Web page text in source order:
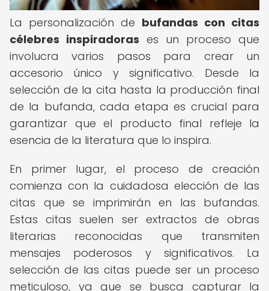
La personalización de bufandas con citas
célebres inspiradoras es un proceso que
involucra varios pasos para crear un
accesorio único y significativo. Desde la
selección de la cita hasta la producción final
de la bufanda, cada etapa es crucial para
garantizar que el producto final refleje la
esencia de la literatura que lo inspira.
En primer lugar, el proceso de creación
comienza con la cuidadosa elección de las
citas que se imprimirán en las bufandas.
Estas citas suelen ser extractos de obras
literarias reconocidas que transmiten
mensajes poderosos y significativos. La
selección de las citas puede ser un proceso
meticuloso, ya que se busca capturar la